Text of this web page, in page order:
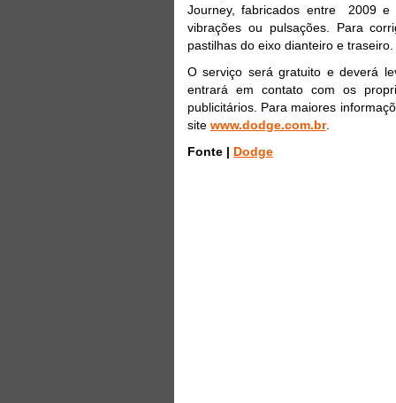
Journey, fabricados entre 2009
vibrações ou pulsações. Para
pastilhas do eixo dianteiro e traseiro.
O serviço será gratuito e deverá
entrará em contato com os
publicitários. Para maiores
site www.dodge.com.br.
Fonte | Dodge